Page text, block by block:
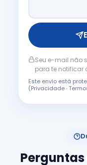
Seu e-mail não
para te notificar
Este envio está
(Privacidade·